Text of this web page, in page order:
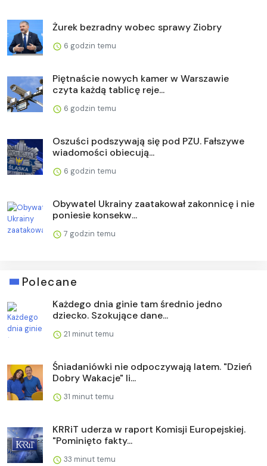
Żurek bezradny wobec sprawy Ziobry
6 godzin temu
Piętnaście nowych kamer w Warszawie
czyta każdą tablicę reje...
6 godzin temu
Oszuści podszywają się pod PZU. Fałszywe
wiadomości obiecują...
6 godzin temu
Obywatel Ukrainy zaatakował zakonnicę i nie
poniesie konsekw...
7 godzin temu
Polecane
Każdego dnia ginie tam średnio jedno
dziecko. Szokujące dane...
21 minut temu
Śniadaniówki nie odpoczywają latem. "Dzień
Dobry Wakacje" li...
31 minut temu
KRRiT uderza w raport Komisji Europejskiej.
"Pominięto fakty...
33 minut temu